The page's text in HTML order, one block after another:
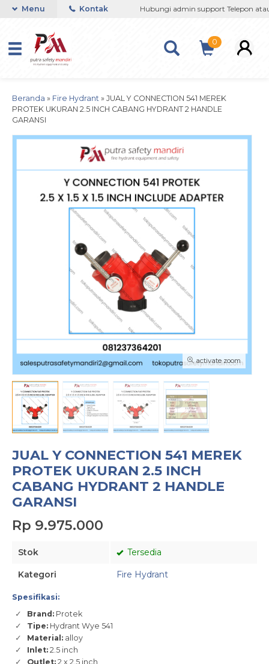
/ 081290691054 Hubungi admin support Telepon atau
Menu Kontak
0
Beranda » Fire Hydrant » JUAL Y CONNECTION 541 MEREK
PROTEK UKURAN 2.5 INCH CABANG HYDRANT 2 HANDLE
GARANSI
activate zoom
JUAL Y CONNECTION 541 MEREK
PROTEK UKURAN 2.5 INCH
CABANG HYDRANT 2 HANDLE
GARANSI
Rp 9.975.000
Stok Tersedia
Kategori Fire Hydrant
Spesifikasi:
Brand: Protek
Tipe: Hydrant Wye 541
Material: alloy
Inlet: 2.5 inch
Outlet: 2 x 2.5 inch